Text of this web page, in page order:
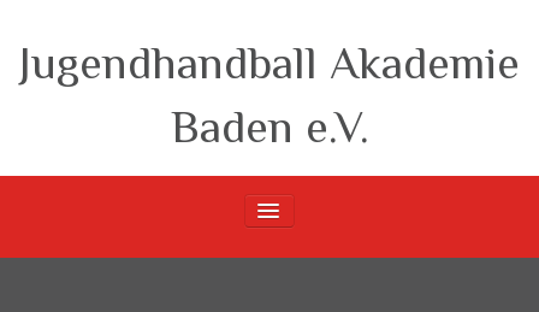
Jugendhandball Akademie
Baden e.V.